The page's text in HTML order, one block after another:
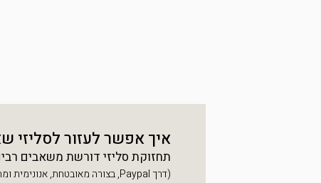
איך אפשר לעזור לסליזי
תחזוקת סליזי דורשת משאבים
(דרך Paypal, בצורה מאובטחת, אנונימית ומהירה)